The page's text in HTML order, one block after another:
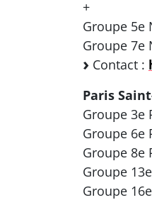
+
Groupe 5e
Groupe 7e
Contact :
Paris
Groupe 3e
Groupe 6e
Groupe 8e
Groupe
Groupe